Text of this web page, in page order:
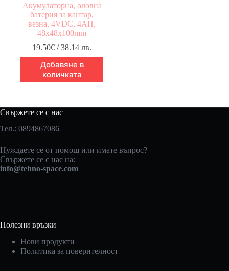
Акумулаторна, оловна
батерия за кантар,
везна, 4VDC, 4AH,
48х48х100mm
19.50€ / 38.14 лв.
Добавяне в
количката
Свържете се с нас
Тел.: 0894867086
Нуждаете се от помощ или имате въпрос?
Свържете се с нас на:
info@tehno-space.com
Полезни връзки
Нови продукти
Политика за поверителност